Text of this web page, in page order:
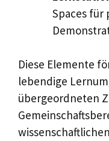
Spaces für
Diese Elemente
lebendige
übergeordneten